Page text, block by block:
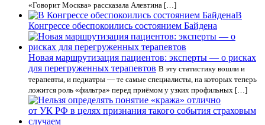
«Говорит Москва» рассказала Алевтина […]
В
Конгрессе обеспокоились состоянием Байдена
Новая маршрутизация пациентов: эксперты — о рисках
для перегруженных терапевтов В эту статистику вошли и
терапевты, и педиатры — те самые специалисты, на которых теперь
ложится роль «фильтра» перед приёмом у узких профильных […]